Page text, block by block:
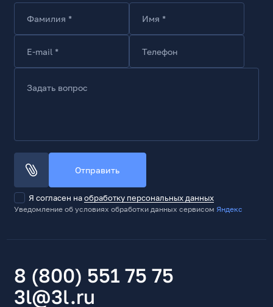
1
Пластик, ткань
Синий
Маркетинговый цвет производителя
Системные требования
Android, iOS
Фамилия * Имя *
E-mail * Телефон
Задать вопрос
Отправить
Я согласен наобработку персональных данных
Уведомление об условиях обработки данных сервисом Яндекс
8 (800) 551 75 75
3l@3l.ru